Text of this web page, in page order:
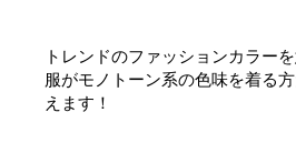
トレンドのファッションカラー
服がモノトーン系の色味を着る
えます！